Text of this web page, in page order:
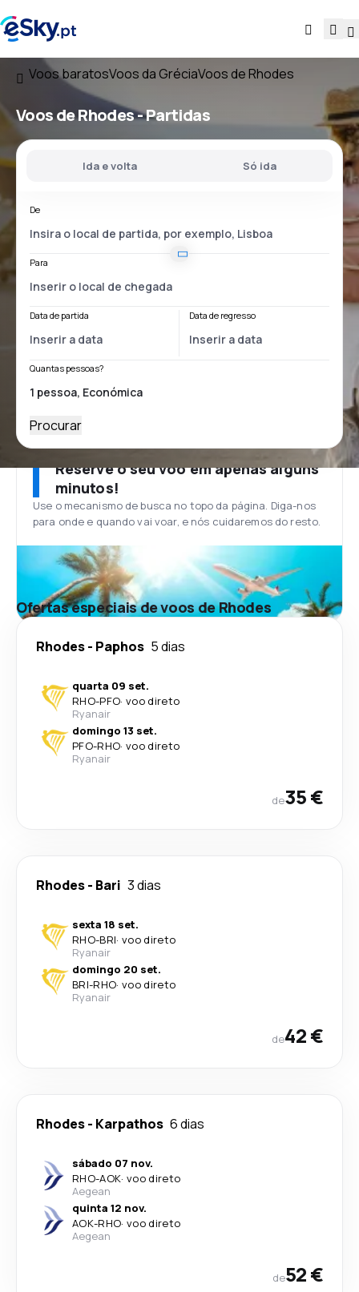
Voos baratosVoos da GréciaVoos de Rhodes
Voosde Rhodes- Partidas
Ida e volta Só ida
De
Para
Data de partida Data de regresso
Quantas pessoas?
Procurar
Reserve o seu voo em apenas alguns
minutos!
Use o mecanismo de busca no topo da página. Diga-nos
para onde e quando vai voar, e nós cuidaremos do resto.
Ofertas especiais de voos de Rhodes
Rhodes- Paphos 5 dias
quarta 09 set.
RHO-PFO· voo direto
Ryanair
domingo 13 set.
PFO-RHO· voo direto
Ryanair
de35 €
Rhodes- Bari 3 dias
sexta 18 set.
RHO-BRI· voo direto
Ryanair
domingo 20 set.
BRI-RHO· voo direto
Ryanair
de42 €
Rhodes- Karpathos 6 dias
sábado 07 nov.
RHO-AOK· voo direto
Aegean
quinta 12 nov.
AOK-RHO· voo direto
Aegean
de52 €